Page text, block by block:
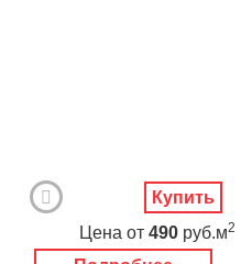
Цена от 490 руб.м2
Купить